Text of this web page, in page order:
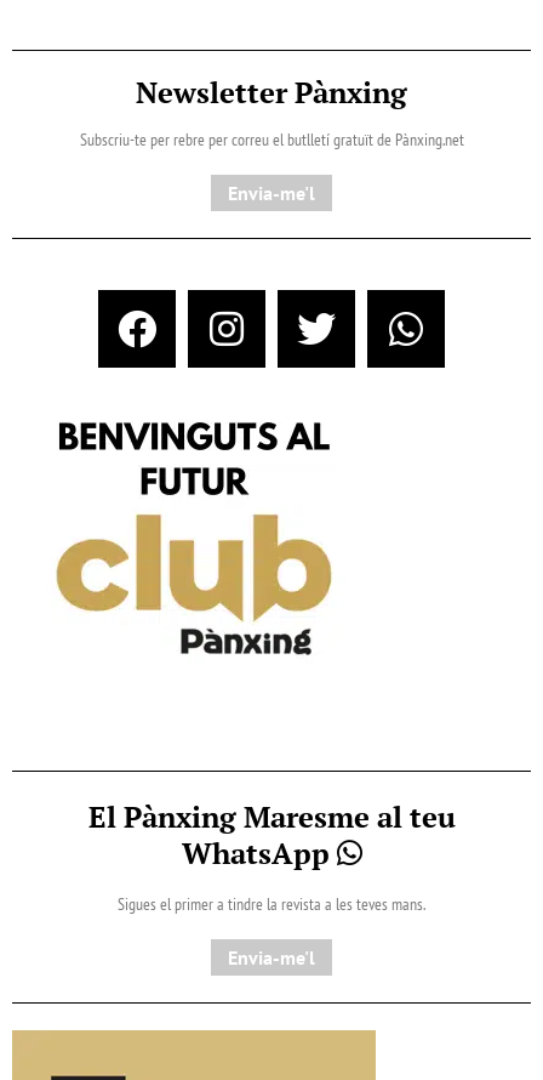
Newsletter Pànxing
Subscriu-te per rebre per correu el butlletí gratuït de Pànxing.net​
Envia-me'l
El Pànxing Maresme al teu
WhatsApp
Sigues el primer a tindre la revista a les teves mans.
Envia-me'l